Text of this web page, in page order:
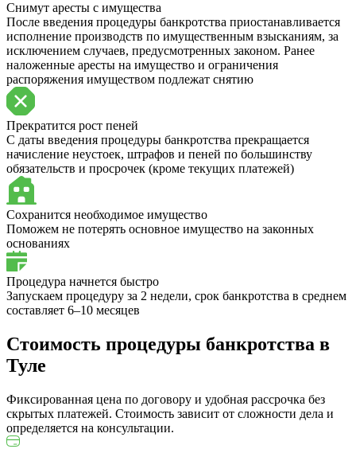
Снимут аресты с имущества
После введения процедуры банкротства приостанавливается
исполнение производств по имущественным взысканиям, за
исключением случаев, предусмотренных законом. Ранее
наложенные аресты на имущество и ограничения
распоряжения имуществом подлежат снятию
Прекратится рост пеней
С даты введения процедуры банкротства прекращается
начисление неустоек, штрафов и пеней по большинству
обязательств и просрочек (кроме текущих платежей)
Сохранится необходимое имущество
Поможем не потерять основное имущество на законных
основаниях
Процедура начнется быстро
Запускаем процедуру за 2 недели, срок банкротства в среднем
составляет 6–10 месяцев
Стоимость процедуры банкротства в
Туле
Фиксированная цена по договору и удобная рассрочка без
скрытых платежей. Стоимость зависит от сложности дела и
определяется на консультации.